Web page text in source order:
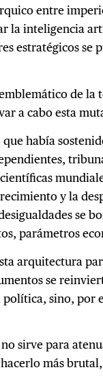
entre
la inteligencia
estratégicos
de la
a cabo esta
había
y la
se
parámetros
arquitectura
se
sino, por
sirve para
más